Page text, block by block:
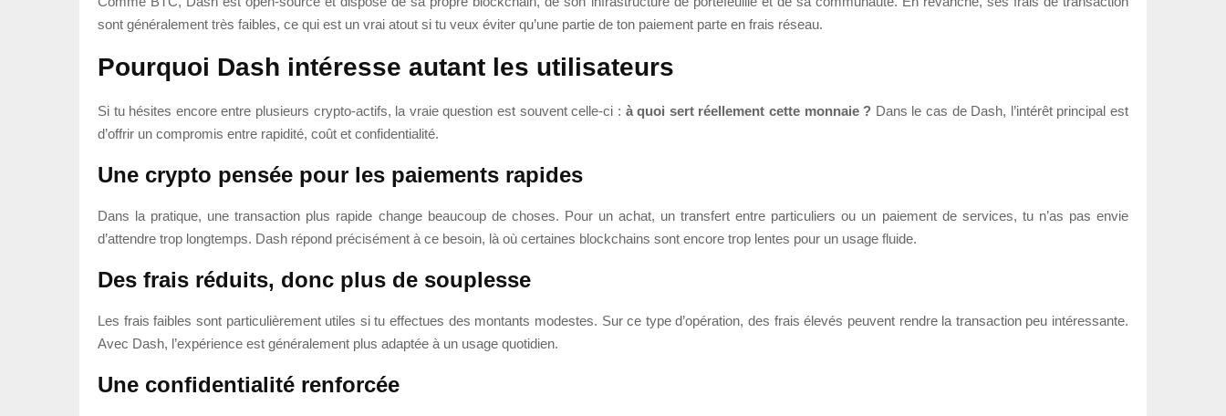
sont généralement très faibles, ce qui est un vrai atout si tu veux éviter qu’une partie de ton paiement parte en frais réseau.
Pourquoi Dash intéresse autant les utilisateurs
Si tu hésites encore entre plusieurs crypto-actifs, la vraie question est souvent celle-ci : à quoi sert réellement cette monnaie ? Dans le cas de Dash, l’intérêt principal est
d’offrir un compromis entre rapidité, coût et confidentialité.
Une crypto pensée pour les paiements rapides
Dans la pratique, une transaction plus rapide change beaucoup de choses. Pour un achat, un transfert entre particuliers ou un paiement de services, tu n’as pas envie
d’attendre trop longtemps. Dash répond précisément à ce besoin, là où certaines blockchains sont encore trop lentes pour un usage fluide.
Des frais réduits, donc plus de souplesse
Les frais faibles sont particulièrement utiles si tu effectues des montants modestes. Sur ce type d’opération, des frais élevés peuvent rendre la transaction peu intéressante.
Avec Dash, l’expérience est généralement plus adaptée à un usage quotidien.
Une confidentialité renforcée